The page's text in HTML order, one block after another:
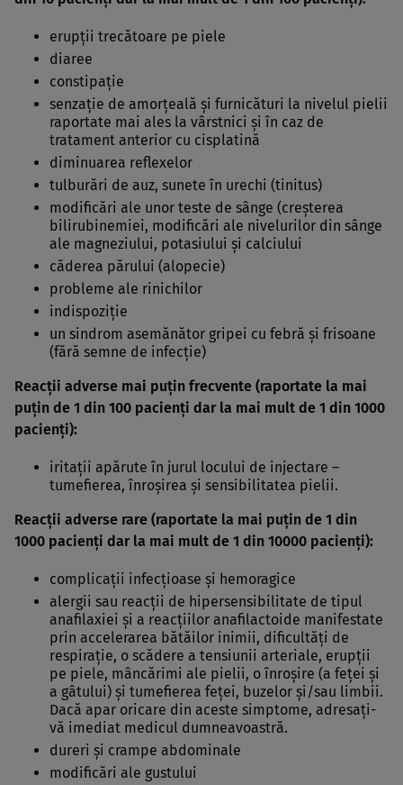
erupţii trecătoare pe piele
diaree
constipaţie
senzaţie de amorţeală şi furnicături la nivelul pielii
raportate mai ales la vârstnici şi în caz de
tratament anterior cu cisplatină
diminuarea reflexelor
tulburări de auz, sunete în urechi (tinitus)
modificări ale unor teste de sânge (creşterea
bilirubinemiei, modificări ale nivelurilor din sânge
ale magneziului, potasiului şi calciului
căderea părului (alopecie)
probleme ale rinichilor
indispoziţie
un sindrom asemănător gripei cu febră şi frisoane
(fără semne de infecţie)
Reacţii adverse mai puţin frecvente (raportate la mai
puţin de 1 din 100 pacienţi dar la mai mult de 1 din 1000
pacienţi):
iritaţii apărute în jurul locului de injectare –
tumefierea, înroşirea şi sensibilitatea pielii.
Reacţii adverse rare (raportate la mai puţin de 1 din
1000 pacienţi dar la mai mult de 1 din 10000 pacienţi):
complicaţii infecţioase şi hemoragice
alergii sau reacţii de hipersensibilitate de tipul
anafilaxiei şi a reacţiilor anafilactoide manifestate
prin accelerarea bătăilor inimii, dificultăţi de
respiraţie, o scădere a tensiunii arteriale, erupţii
pe piele, mâncărimi ale pielii, o înroşire (a feţei şi
a gâtului) şi tumefierea feţei, buzelor şi/sau limbii.
Dacă apar oricare din aceste simptome, adresaţi-
vă imediat medicul dumneavoastră.
dureri şi crampe abdominale
modificări ale gustului